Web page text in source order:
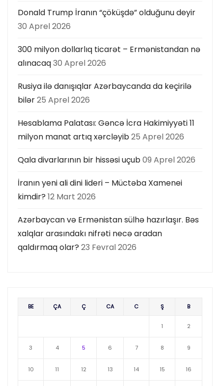
Donald Trump İranın “çöküşdə” olduğunu deyir
30 Aprel 2026
300 milyon dollarlıq ticarət – Ermənistandan nə
alınacaq30 Aprel 2026
Rusiya ilə danışıqlar Azərbaycanda da keçirilə
bilər25 Aprel 2026
Hesablama Palatası: Gəncə İcra Hakimiyyəti 11
milyon manat artıq xərcləyib25 Aprel 2026
Qala divarlarının bir hissəsi uçub09 Aprel 2026
İranın yeni ali dini lideri – Müctəba Xamenei
kimdir? 12 Mart 2026
Azərbaycan və Ermənistan sülhə hazırlaşır. Bəs
xalqlar arasındakı nifrəti necə aradan
qaldırmaq olar? 23 Fevral 2026
BE ÇA Ç CA C Ş B
1 2
3 4 5 6 7 8 9
10 11 12 13 14 15 16